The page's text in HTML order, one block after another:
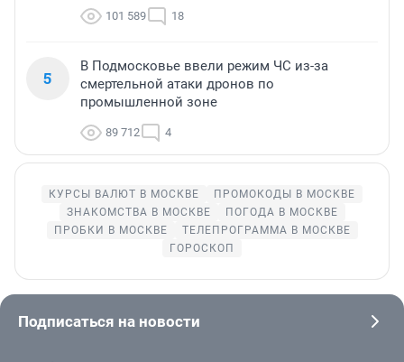
101 589 18
5
В Подмосковье ввели режим ЧС из-за
смертельной атаки дронов по
промышленной зоне
89 712 4
КУРСЫ ВАЛЮТ В МОСКВЕ
ПРОМОКОДЫ В МОСКВЕ
ЗНАКОМСТВА В МОСКВЕ
ПОГОДА В МОСКВЕ
ПРОБКИ В МОСКВЕ
ТЕЛЕПРОГРАММА В МОСКВЕ
ГОРОСКОП
Подписаться на новости